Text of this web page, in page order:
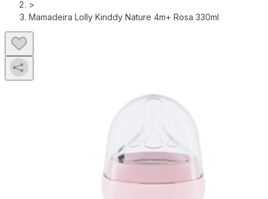
>
Mamadeira Lolly Kinddy Nature 4m+ Rosa 330ml